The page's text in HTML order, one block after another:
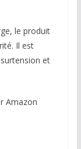
le produit
Il est
et
Amazon